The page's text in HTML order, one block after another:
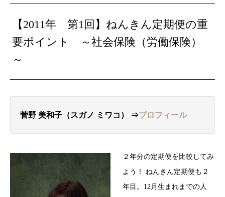
【2011年 第1回】 ねんきん定期便の重
要ポイント ～社会保険（労働保険）
～
菅野 美和子（スガノ ミワコ） ⇒プロフィール
２年分の定期便を比較してみ
よう！ ねんきん定期便も２
年目。12月生まれまでの人